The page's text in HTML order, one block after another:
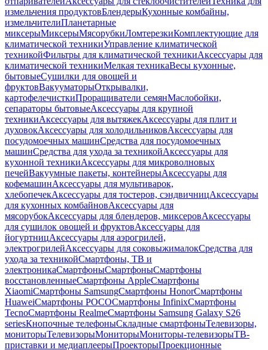
измельчения продуктовБлендерыКухонные комбайны,
измельчителиПланетарные
миксерыМиксерыМясорубкиЛомтерезкиКомплектующие для
климатической техникиУправление климатической
техникойФильтры для климатической техникиАксессуары для
климатической техникиМелкая техникаВесы кухонные,
бытовыеСушилки для овощей и
фруктовВакууматорыОткрывалки,
картофелечисткиПроращиватели семянМаслобойки,
сепараторы бытовыеАксессуары для крупной
техникиАксессуары для вытяжекАксессуары для плит и
духовокАксессуары для холодильниковАксессуары для
посудомоечных машинСредства для посудомоечных
машинСредства для ухода за техникойАксессуары для
кухонной техникиАксессуары для микроволновых
печейВакуумные пакеты, контейнерыАксессуары для
кофемашинАксессуары для мультиварок,
хлебопечекАксессуары для тостеров, сэндвичницАксессуары
для кухонных комбайновАксессуары для
мясорубокАксессуары для блендеров, миксеровАксессуары
для сушилок овощей и фруктовАксессуары для
йогуртницАксессуары для аэрогрилей,
электрогрилейАксессуары для соковыжималокСредства для
ухода за техникойСмартфоны, ТВ и
электроникаСмартфоныСмартфоныСмартфоны
восстановленныеСмартфоны AppleСмартфоны
XiaomiСмартфоны SamsungСмартфоны HonorСмартфоны
HuaweiСмартфоны POCOСмартфоны InfinixСмартфоны
TecnoСмартфоны RealmeСмартфоны Samsung Galaxy S26
seriesКнопочные телефоныСкладные смартфоныТелевизоры,
мониторыТелевизорыМониторыМониторы-телевизорыТВ-
приставки и медиаплеерыПроекторыПроекционные